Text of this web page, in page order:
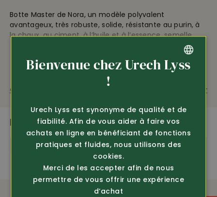
Botte Master de Nora, un modèle polyvalent
avantageux, très robuste, solide, résistante au purin, à
la chaux, au ciment, à l’huile et à l’essence, semelle
profilée antidérapante, en polygome, doublure légère
en textile, hauteur de l’empeigne 30 cm, EN ISO 20347.
ÉQUIPEMENT
se raccourcit individuellement
semelle profilée
Questions sur le produit Recommander
PLUS DE PRODUITS PASSIONNANTS
Inédit
GERMAN
Bienvenue chez Urech Lyss
!
Urech Lyss est synonyme de qualité et de
fiabilité. Afin de vous aider à faire vos
achats en ligne en bénéficiant de fonctions
pratiques et fluides, nous utilisons des
cookies.
Merci de les accepter afin de nous
permettre de vous offrir une expérience
d’achat